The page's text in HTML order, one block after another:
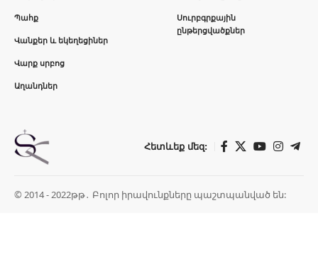
Պահք
Վանքեր և եկեղեցիներ
Վարք սրբոց
Աղանդներ
Սուրբգրքային
ընթերցվածքներ
Հետևեք մեզ:
© 2014 - 2022թթ․ Բոլոր իրավունքները պաշտպանված են: